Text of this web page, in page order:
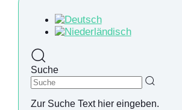
Suche
Zur Suche Text hier eingeben.